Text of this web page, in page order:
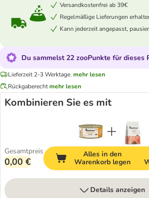
Versandkostenfrei ab 39€
Regelmäßige Lieferungen
Kann jederzeit angepasst,
Du sammelst 22 zooPunkte für dieses
Lieferzeit 2-3 Werktage. mehr lesen
Rückgaberechtmehr lesen
Kombinieren Sie es mit
Gesamtpreis
0,00 €
Alles in den
Warenkorb legen
Details anzeigen